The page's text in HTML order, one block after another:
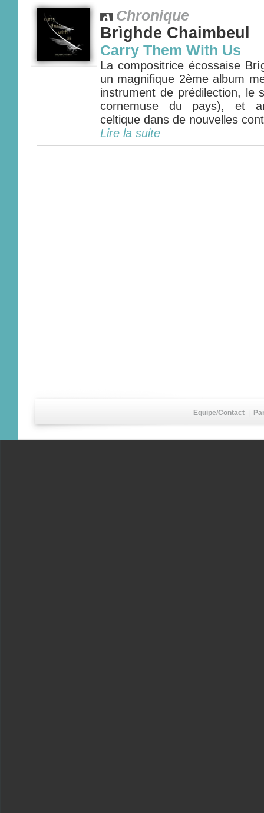
Chronique
Brìghde Chaimbeul
Carry Them With Us
La compositrice écossaise
un magnifique 2ème album
instrument de prédilection, le
cornemuse du pays), et
celtique dans de nouvelles
Lire la suite
Equipe/Contact